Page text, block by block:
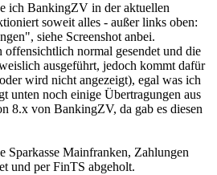
ich BankingZV in der aktuellen
soweit alles - außer links oben:
siehe Screenshot anbei.
normal gesendet und die
ausgeführt, jedoch kommt dafür
wird nicht angezeigt), egal was ich
unten noch einige Übertragungen aus
8.x von BankingZV, da gab es diesen
Sparkasse Mainfranken, Zahlungen
und per FinTS abgeholt.